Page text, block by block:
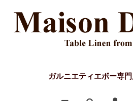
ガルニエティエボー専